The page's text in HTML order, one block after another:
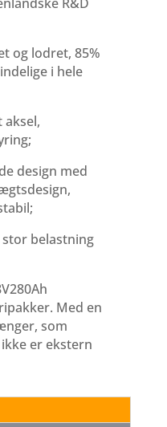
og lodret, 85%
i hele
design med
belastning
Med en
som
er ekstern